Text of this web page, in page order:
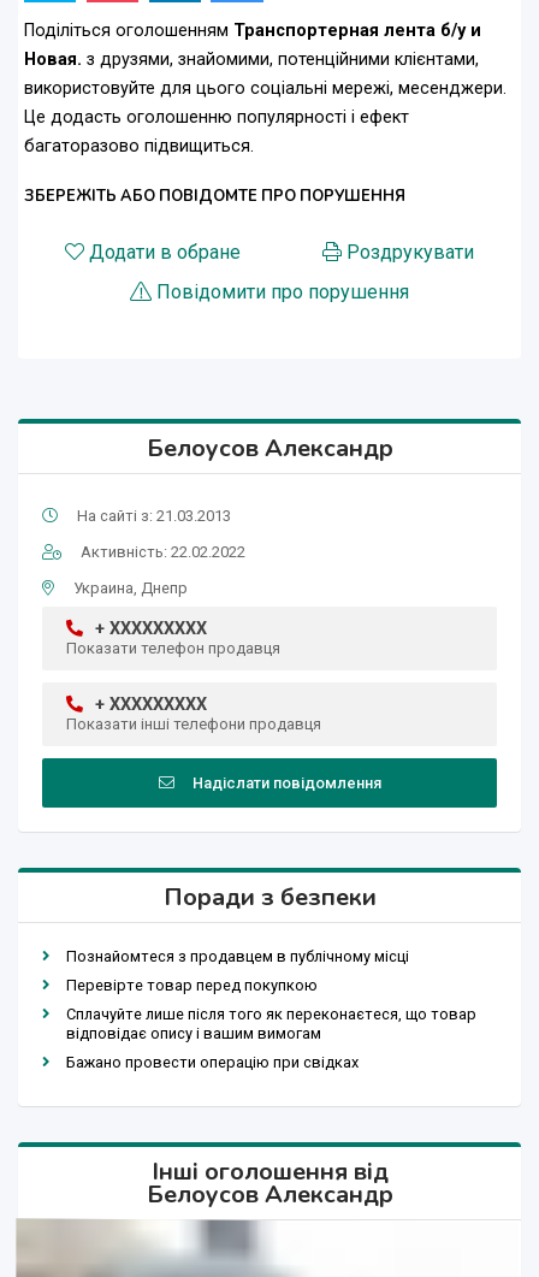
Поділіться оголошенням Транспортерная лента б/у и
Новая. з друзями, знайомими, потенційними клієнтами,
використовуйте для цього соціальні мережі, месенджери.
Це додасть оголошенню популярності і ефект
багаторазово підвищиться.
ЗБЕРЕЖІТЬ АБО ПОВІДОМТЕ ПРО ПОРУШЕННЯ
Додати в обране
Роздрукувати
Повідомити про порушення
Белоусов Александр
На сайті з: 21.03.2013
Активність: 22.02.2022
Украина, Днепр
+ XXXXXXXXX
Показати телефон продавця
+ XXXXXXXXX
Показати інші телефони продавця
Надіслати повідомлення
Поради з безпеки
Познайомтеся з продавцем в публічному місці
Перевірте товар перед покупкою
Сплачуйте лише після того як переконаєтеся, що товар
відповідає опису і вашим вимогам
Бажано провести операцію при свідках
Інші оголошення від
Белоусов Александр